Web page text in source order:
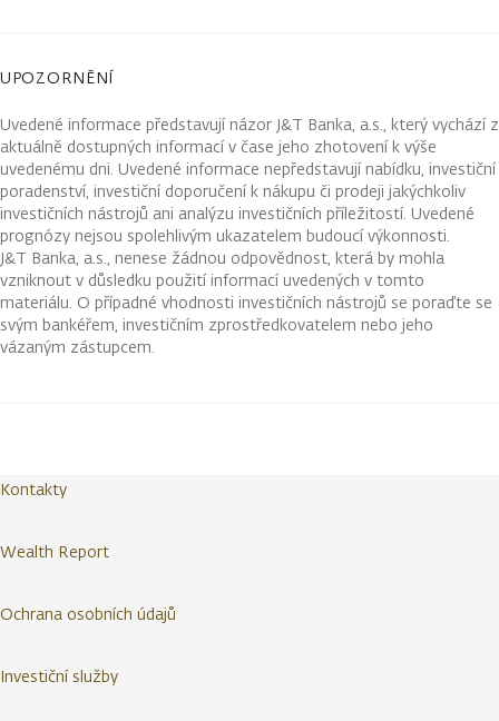
UPOZORNĚNÍ
Uvedené informace představují názor J&T Banka, a.s., který vychází z
aktuálně dostupných informací v čase jeho zhotovení k výše
uvedenému dni. Uvedené informace nepředstavují nabídku, investiční
poradenství, investiční doporučení k nákupu či prodeji jakýchkoliv
investičních nástrojů ani analýzu investičních příležitostí. Uvedené
prognózy nejsou spolehlivým ukazatelem budoucí výkonnosti.
J&T Banka, a.s., nenese žádnou odpovědnost, která by mohla
vzniknout v důsledku použití informací uvedených v tomto
materiálu. O případné vhodnosti investičních nástrojů se poraďte se
svým bankéřem, investičním zprostředkovatelem nebo jeho
vázaným zástupcem.
Kontakty
Wealth Report
Ochrana osobních údajů
Investiční služby